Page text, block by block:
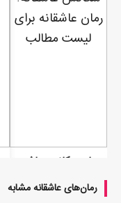
رمان‌های عاشقانه مشابه